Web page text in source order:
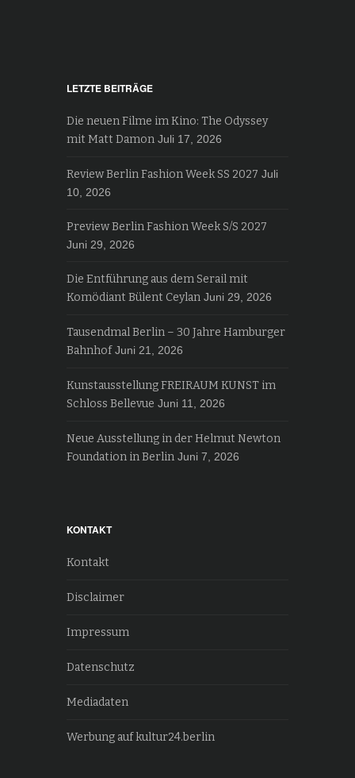
LETZTE BEITRÄGE
Die neuen Filme im Kino: The Odyssey
mit Matt Damon Juli 17, 2026
Review Berlin Fashion Week SS 2027 Juli
10, 2026
Preview Berlin Fashion Week S/S 2027
Juni 29, 2026
Die Entführung aus dem Serail mit
Komödiant Bülent Ceylan Juni 29, 2026
Tausendmal Berlin – 30 Jahre Hamburger
Bahnhof Juni 21, 2026
Kunstausstellung FREIRAUM KUNST im
Schloss Bellevue Juni 11, 2026
Neue Ausstellung in der Helmut Newton
Foundation in Berlin Juni 7, 2026
KONTAKT
Kontakt
Disclaimer
Impressum
Datenschutz
Mediadaten
Werbung auf kultur24.berlin